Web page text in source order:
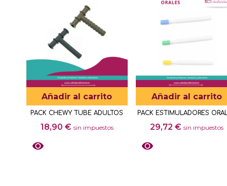
Añadir al carrito
PACK CHEWY TUBE ADULTOS
18,90 € sin impuestos
Añadir al carrito
PACK ESTIMULADORES
29,72 € sin impuestos